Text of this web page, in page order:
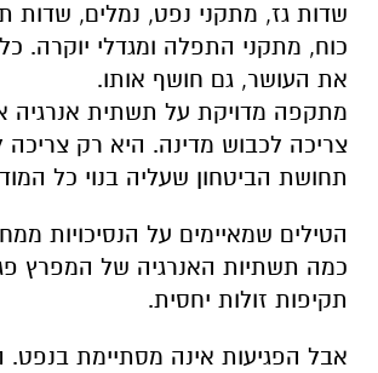
שדות גז, מתקני נפט, נמלים, שדות
כוח, מתקני התפלה ומגדלי יוקרה.
את העושר, גם חושף אותו.
מתקפה מדויקת על תשתית אנרגיה
צריכה לכבוש מדינה. היא רק
תחושת הביטחון שעליה בנוי כל
הטילים שמאיימים על הנסיכויות
כמה תשתיות האנרגיה של המפרץ
תקיפות זולות יחסית.
אבל הפגיעות אינה מסתיימת בנפט.